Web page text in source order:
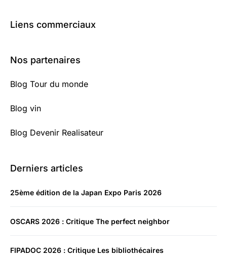
Liens commerciaux
Nos partenaires
Blog Tour du monde
Blog vin
Blog Devenir Realisateur
Derniers articles
25ème édition de la Japan Expo Paris 2026
OSCARS 2026 : Critique The perfect neighbor
FIPADOC 2026 : Critique Les bibliothécaires